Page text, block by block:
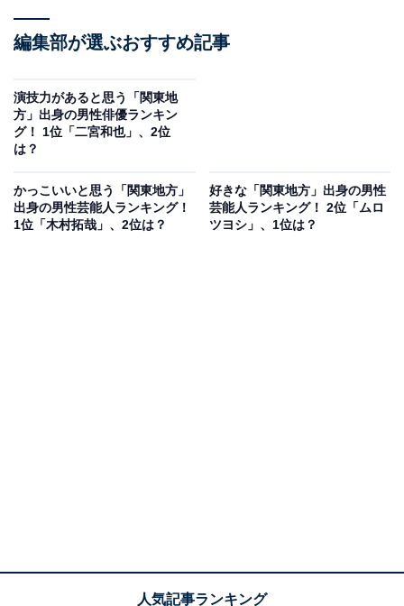
司会や進行を担当して人気を集めます。
され、『幸せ!ボンビーガール』や『有吉ゼミ』など、日
本テレビの人気バラエティ番組にも多数出演。
編集部が選ぶおすすめ記事
演技力があると思う「関東地
方」出身の男性俳優ランキン
グ！ 1位「二宮和也」、2位
は？
かっこいいと思う「関東地方」
出身の男性芸能人ランキング！
1位「木村拓哉」、2位は？
好きな「関東地方」出身の男性
芸能人ランキング！ 2位「ムロ
ツヨシ」、1位は？